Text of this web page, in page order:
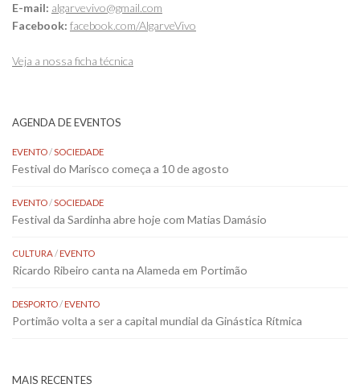
E-mail: algarvevivo@gmail.com
Facebook: facebook.com/AlgarveVivo
Veja a nossa ficha técnica
AGENDA DE EVENTOS
EVENTO/SOCIEDADE
Festival do Marisco começa a 10 de agosto
EVENTO/SOCIEDADE
Festival da Sardinha abre hoje com Matias Damásio
CULTURA/EVENTO
Ricardo Ribeiro canta na Alameda em Portimão
DESPORTO/EVENTO
Portimão volta a ser a capital mundial da Ginástica Rítmica
MAIS RECENTES